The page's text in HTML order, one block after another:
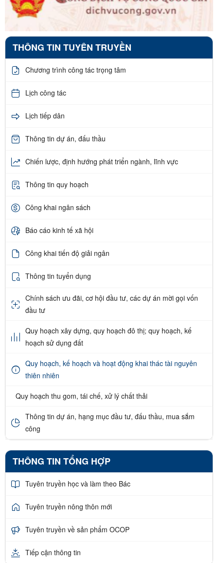
THÔNG TIN TUYÊN TRUYỀN
Chương trình công tác trọng tâm
Lịch công tác
Lịch tiếp dân
Thông tin dự án, đấu thầu
Chiến lược, định hướng phát triển ngành, lĩnh vực
Thông tin quy hoạch
Công khai ngân sách
Báo cáo kinh tế xã hội
Công khai tiến độ giải ngân
Thông tin tuyển dụng
Chính sách ưu đãi, cơ hội đầu tư, các dự án mời gọi vốn
đầu tư
Quy hoạch xây dựng, quy hoạch đô thị; quy hoạch, kế
hoạch sử dụng đất
Quy hoạch, kế hoạch và hoạt động khai thác tài nguyên
thiên nhiên
Quy hoạch thu gom, tái chế, xử lý chất thải
Thông tin dự án, hạng mục đầu tư, đấu thầu, mua sắm
công
THÔNG TIN TỔNG HỢP
Tuyên truyền học và làm theo Bác
Tuyên truyền nông thôn mới
Tuyên truyền về sản phẩm OCOP
Tiếp cận thông tin